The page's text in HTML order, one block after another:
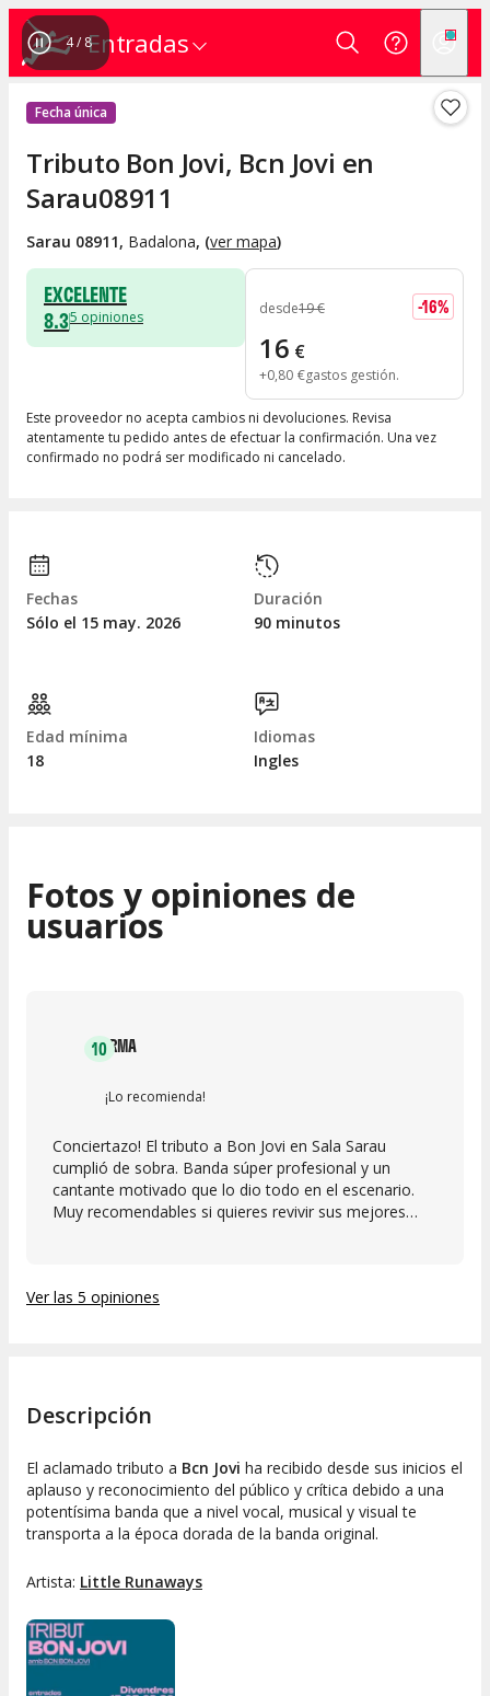
Entradas
4/ 8
Fecha única
Tributo Bon Jovi, Bcn Jovi en
Sarau08911
Sarau 08911, Badalona, (ver mapa)
EXCELENTE
8.35 opiniones desde19€ -16%
16 €
+0,80 €gastos gestión
Este proveedor no acepta cambios ni devoluciones. Revisa
atentamente tu pedido antes de efectuar la confirmación. Una vez
confirmado no podrá ser modificado ni cancelado.
Fechas
Sólo el 15 may. 2026
Duración
90 minutos
Edad mínima
18
Idiomas
Ingles
Fotos y opiniones de
usuarios
10IRMA
¡Lo recomienda!
Conciertazo! El tributo a Bon Jovi en Sala Sarau
cumplió de sobra. Banda súper profesional y un
cantante motivado que lo dio todo en el escenario.
Muy recomendables si quieres revivir sus mejores
Ver las 5 opiniones
Descripción
El aclamado tributo a Bcn Jovi ha recibido desde sus inicios el
aplauso y reconocimiento del público y crítica debido a una
potentísima banda que a nivel vocal, musical y visual te
transporta a la época dorada de la banda original.
Artista: Little Runaways